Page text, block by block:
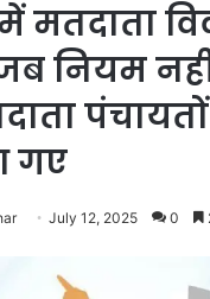
मतदाता
नियम
गए
July 12, 2025 0